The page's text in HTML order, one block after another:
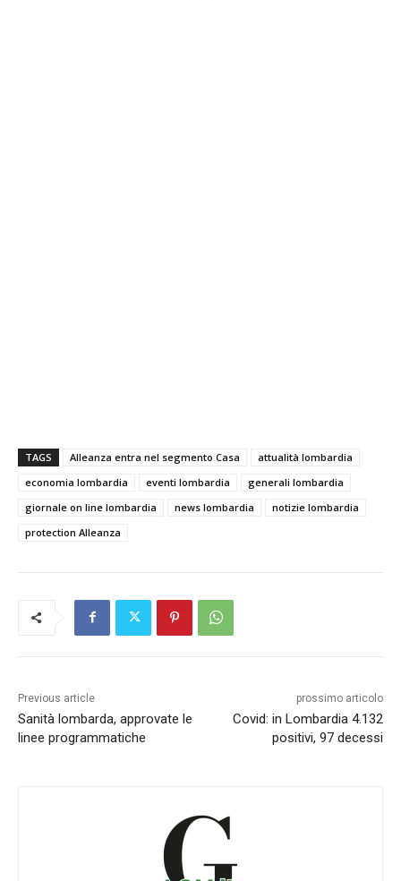
TAGS Alleanza entra nel segmento Casa
attualità lombardia
economia lombardia
eventi lombardia
generali lombardia
giornale on line lombardia
news lombardia
notizie lombardia
protection Alleanza
Previous article
Sanità lombarda, approvate le
linee programmatiche
prossimo articolo
Covid: in Lombardia 4.132
positivi, 97 decessi